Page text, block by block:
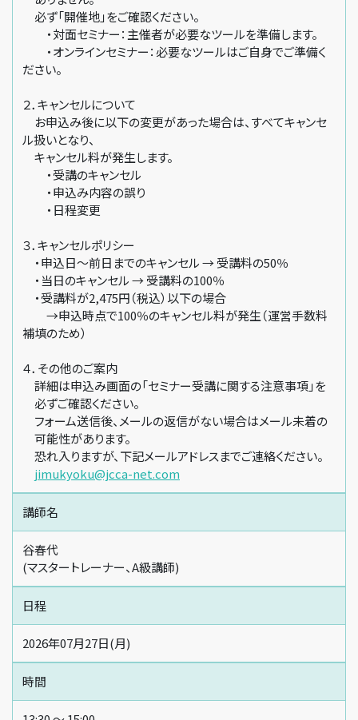
必ず「開催地」をご確認ください。
・対面セミナー：主催者が必要なツールを準備します。
・オンラインセミナー：必要なツールはご自身でご準備く
ださい。
２．キャンセルについて
お申込み後に以下の変更があった場合は、すべてキャンセ
ル扱いとなり、
キャンセル料が発生します。
・受講のキャンセル
・申込み内容の誤り
・日程変更
３．キャンセルポリシー
・申込日～前日までのキャンセル → 受講料の50％
・当日のキャンセル → 受講料の100％
・受講料が2,475円（税込）以下の場合
→申込時点で100％のキャンセル料が発生（運営手数料
補填のため）
４．その他のご案内
詳細は申込み画面の「セミナー受講に関する注意事項」を
必ずご確認ください。
フォーム送信後、メールの返信がない場合はメール未着の
可能性があります。
恐れ入りますが、下記メールアドレスまでご連絡ください。
jimukyoku@jcca-net.com
講師名
谷春代
(マスタートレーナー、A級講師)
日程
2026年07月27日(月)
時間